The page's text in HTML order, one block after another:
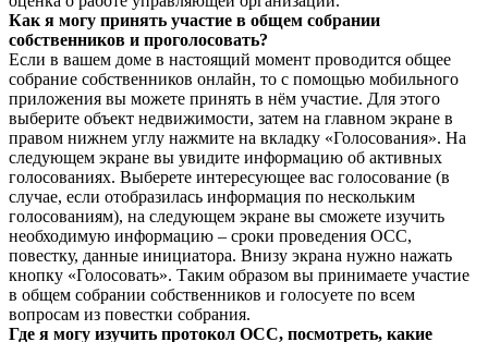
Как я могу принять участие в общем собрании
собственников и проголосовать?
Если в вашем доме в настоящий момент проводится общее
собрание собственников онлайн, то с помощью мобильного
приложения вы можете принять в нём участие. Для этого
выберите объект недвижимости, затем на главном экране в
правом нижнем углу нажмите на вкладку «Голосования». На
следующем экране вы увидите информацию об активных
голосованиях. Выберете интересующее вас голосование (в
случае, если отобразилась информация по нескольким
голосованиям), на следующем экране вы сможете изучить
необходимую информацию – сроки проведения ОСС,
повестку, данные инициатора. Внизу экрана нужно нажать
кнопку «Голосовать». Таким образом вы принимаете участие
в общем собрании собственников и голосуете по всем
вопросам из повестки собрания.
Где я могу изучить протокол ОСС, посмотреть, какие